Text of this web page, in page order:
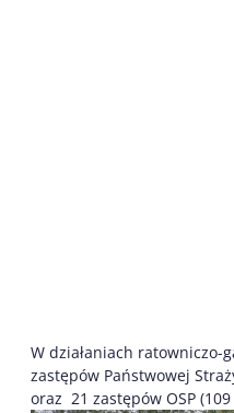
W działaniach ratowniczo-
zastępów Państwowej
oraz 21 zastępów OSP